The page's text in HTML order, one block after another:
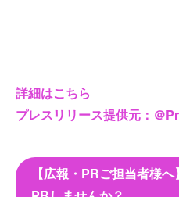
詳細はこちら
プレスリリース提供元：＠
【広報・PRご担当者様